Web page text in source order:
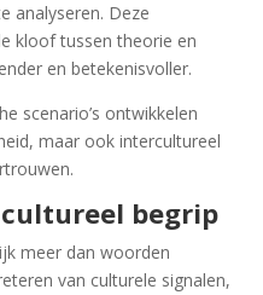
analyseren. Deze
kloof tussen theorie en
en betekenisvoller.
scenario’s ontwikkelen
maar ook intercultureel
begrip
meer dan woorden
van culturele signalen,